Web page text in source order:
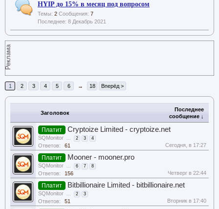
HYIP до 15% в месяц под вопросом
Темы: 2 Сообщения: 7
8 Декабрь 2021
Реклама
1 2 3 4 5 6 → 18 Вперёд >
Заголовок
Последнее
сообщение ↓
Платит Cryptoize Limited - cryptoize.net
SQMonitor ... 2 3 4
Ответов: 61 Сегодня, в 17:27
Платит Mooner - mooner.pro
SQMonitor ... 6 7 8
Ответов: 156 Четверг в 22:44
Платит Bitbillionaire Limited - bitbillionaire.net
SQMonitor ... 2 3
Ответов: 51 Вторник в 17:40